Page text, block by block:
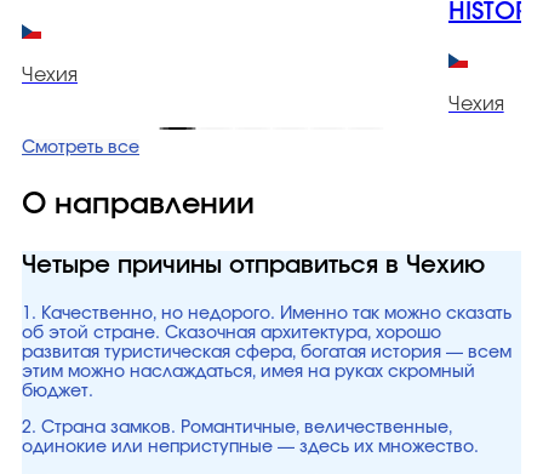
Чехия
Чехия
Смотреть все
О направлении
Четыре причины отправиться в Чехию
1. Качественно, но недорого. Именно так можно сказать
об этой стране. Сказочная архитектура, хорошо
развитая туристическая сфера, богатая история — всем
этим можно наслаждаться, имея на руках скромный
бюджет.
2. Страна замков. Романтичные, величественные,
одинокие или неприступные — здесь их множество.